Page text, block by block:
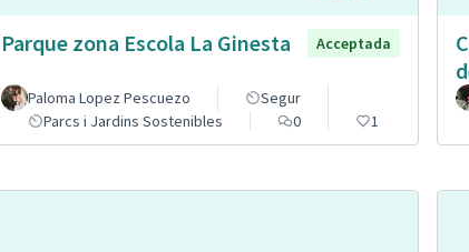
Parque zona Escola La Ginesta Acceptada
Paloma Lopez Pescuezo
Segur
Parcs i Jardins Sostenibles
0 1